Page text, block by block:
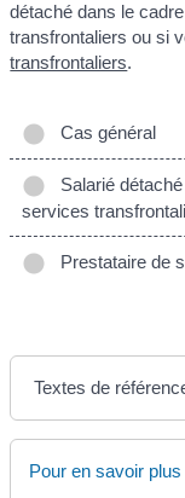
détaché dans le
transfrontaliers ou si
transfrontaliers.
Cas général
Salarié
services
Prestataire de
Textes de
Pour en savoir plus